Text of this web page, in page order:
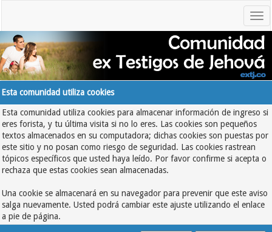
Esta comunidad utiliza cookies
Esta comunidad utiliza cookies para almacenar información de ingreso si
eres forista, y tu última visita si no lo eres. Las cookies son pequeños
textos almacenados en su computadora; dichas cookies son puestas por
este sitio y no posan como riesgo de seguridad. Las cookies rastrean
tópicos específicos que usted haya leído. Por favor confirme si acepta o
rechaza que estas cookies sean almacenadas.
Una cookie se almacenará en su navegador para prevenir que este aviso
salga nuevamente. Usted podrá cambiar este ajuste utilizando el enlace
a pie de página.